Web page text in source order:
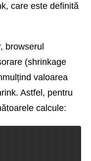
care este definită
browserul
(shrinkage
valoarea
Astfel, pentru
calcule: